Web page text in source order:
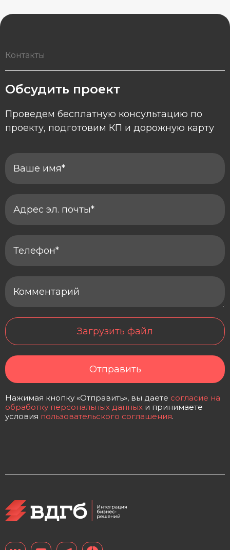
Контакты
Обсудить проект
Проведем бесплатную консультацию по
проекту, подготовим КП и дорожную карту
Отправить
Загрузить файл
Нажимая кнопку «Отправить», вы даете согласие на
обработку персональных данных и принимаете
условия пользовательского соглашения.